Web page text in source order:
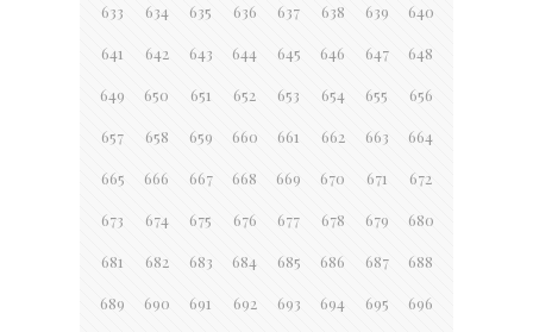
633 634 635 636 637 638 639 640
641 642 643 644 645 646 647 648
649 650 651 652 653 654 655 656
657 658 659 660 661 662 663 664
665 666 667 668 669 670 671 672
673 674 675 676 677 678 679 680
681 682 683 684 685 686 687 688
689 690 691 692 693 694 695 696